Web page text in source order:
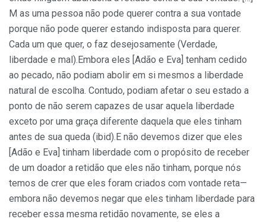
M as uma pessoa não pode querer contra a sua vontade
porque não pode querer estando indis­posta para querer.
Cada um que quer, o faz desejosamente (Verdade,
liberdade e mal).Embora eles [Adão e Eva] tenham cedido
ao pecado, não podiam abolir em si mesmos a liberdade
natural de escolha. Contudo, podiam afetar o seu estado a
ponto de não serem capazes de usar aquela liberdade
exceto por uma graça diferente daquela que eles tinham
antes de sua queda (ibid).E não devemos dizer que eles
[Adão e Eva] tinham liberdade com o propósito de receber
de um doador a retidão que eles não tinham, porque nós
temos de crer que eles foram criados com vontade reta—
embora não devemos negar que eles tinham liberdade para
receber essa mesma retidão novamente, se eles a